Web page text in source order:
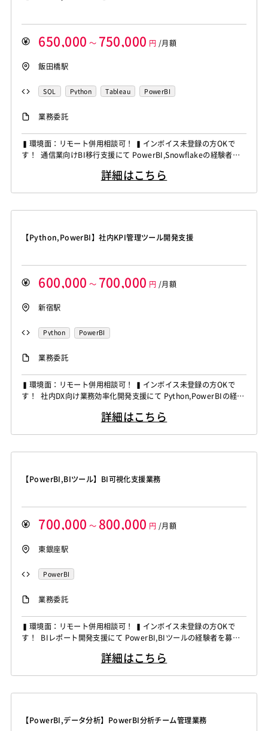
650,000 ～ 750,000 円 /月額
飯田橋駅
SQL Python Tableau PowerBI
業務委託
▍環境面：リモート併用相談可！ ▍インボイス未登録の方OKで
す！ 通信業向けBI移行支援にて PowerBI,Snowflakeの経験者を
・PowerBIダッシュボード開発 ・データ抽出加工対応 ・Snowfl
詳細はこちら
【Python,PowerBI】社内KPI管理ツール開発支援
600,000 ～ 700,000 円 /月額
新宿駅
Python PowerBI
業務委託
▍環境面：リモート併用相談可！ ▍インボイス未登録の方OKで
す！ 社内DX向け業務効率化開発支援にて Python,PowerBIの経験
ドの設計開発 ・利用部門へのヒアリングおよび要件整理 ・生成AI
詳細はこちら
【PowerBI,BIツール】BI可視化支援業務
700,000 ～ 800,000 円 /月額
東銀座駅
PowerBI
業務委託
▍環境面：リモート併用相談可！ ▍インボイス未登録の方OKで
す！ BIレポート開発支援にて PowerBI,BIツールの経験者を募集
対応 ・データテーブル設計および構築対応 ・レポートテストおよ
詳細はこちら
【PowerBI,データ分析】PowerBI分析チーム管理業務